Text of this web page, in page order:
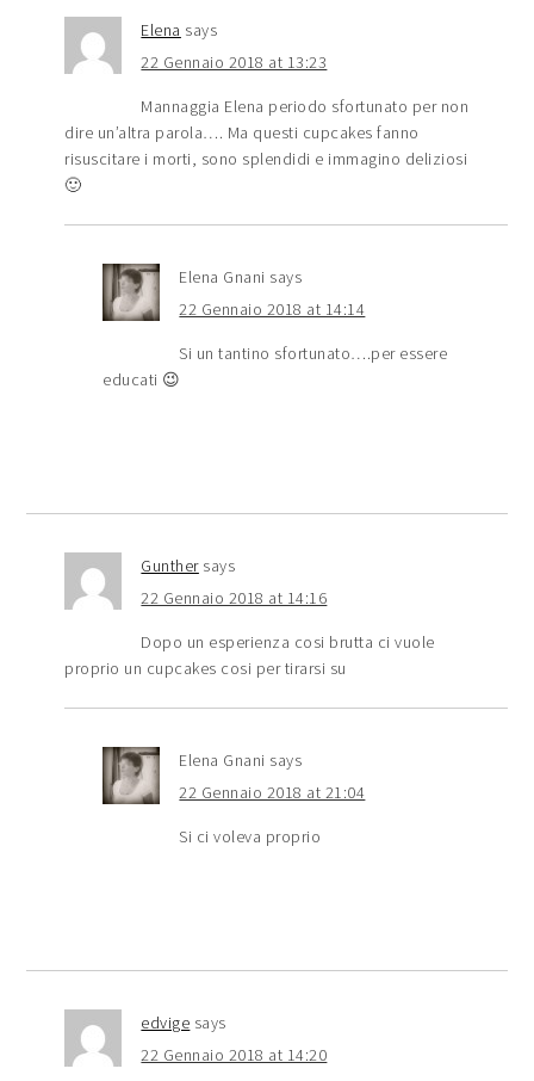
Elena says
22 Gennaio 2018 at 13:23
Mannaggia Elena periodo sfortunato per non
dire un’altra parola…. Ma questi cupcakes fanno
risuscitare i morti, sono splendidi e immagino deliziosi
🙂
Elena Gnani says
22 Gennaio 2018 at 14:14
Si un tantino sfortunato….per essere
educati 😉
Gunther says
22 Gennaio 2018 at 14:16
Dopo un esperienza cosi brutta ci vuole
proprio un cupcakes cosi per tirarsi su
Elena Gnani says
22 Gennaio 2018 at 21:04
Si ci voleva proprio
edvige says
22 Gennaio 2018 at 14:20